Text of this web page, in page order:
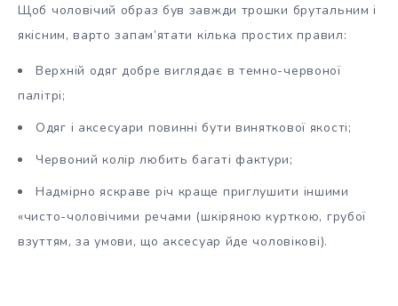
Щоб чоловічий образ був завжди трошки брутальним і
якісним, варто запам’ятати кілька простих правил:
Верхній одяг добре виглядає в темно-червоної
палітрі;
Одяг і аксесуари повинні бути виняткової якості;
Червоний колір любить багаті фактури;
Надмірно яскраве річ краще приглушити іншими
«чисто-чоловічими речами (шкіряною курткою, грубої
взуттям, за умови, що аксесуар йде чоловікові).